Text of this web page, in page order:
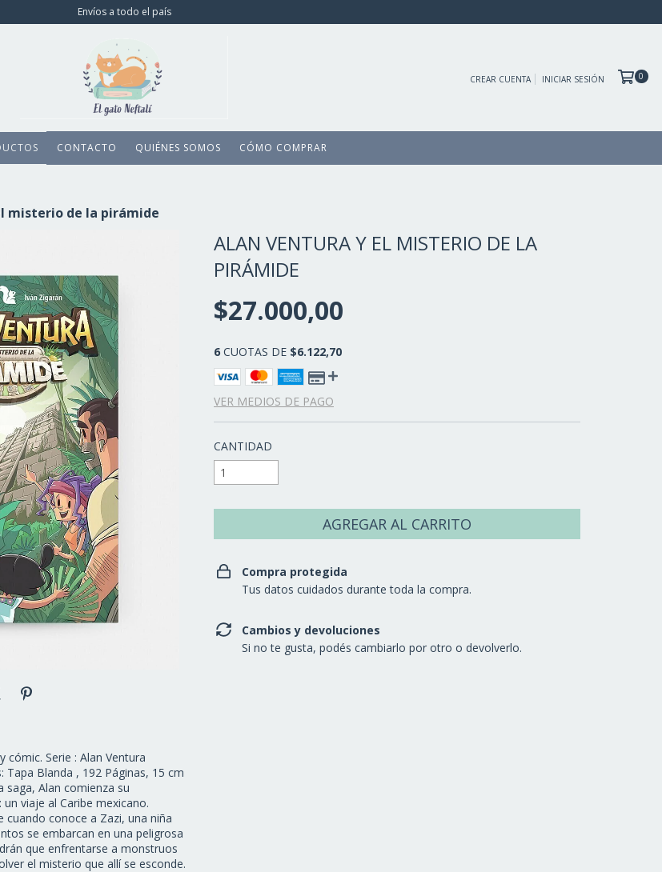
Envíos a todo el país
CREAR CUENTA INICIAR SESIÓN 0
CONTACTO QUIÉNES SOMOS CÓMO COMPRAR
misterio de la pirámide
Serie : Alan Ventura
Tapa Blanda , 192 Páginas, 15 cm
saga, Alan comienza su
viaje al Caribe mexicano.
conoce a Zazi, una niña
se embarcan en una peligrosa
que enfrentarse a monstruos
el misterio que allí se esconde.
ALAN VENTURA Y EL MISTERIO DE LA
PIRÁMIDE
$27.000,00
6 CUOTAS DE $6.122,70
VER MEDIOS DE PAGO
CANTIDAD
Compra protegida
Tus datos cuidados durante toda la compra.
Cambios y devoluciones
Si no te gusta, podés cambiarlo por otro o devolverlo.